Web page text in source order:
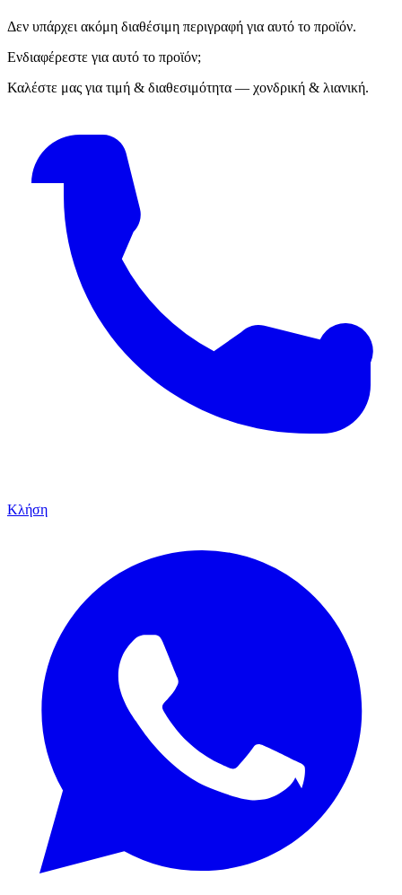
Δεν υπάρχει ακόμη διαθέσιμη περιγραφή για αυτό το προϊόν.
Ενδιαφέρεστε για αυτό το προϊόν;
Καλέστε μας για τιμή & διαθεσιμότητα — χονδρική & λιανική.
Κλήση